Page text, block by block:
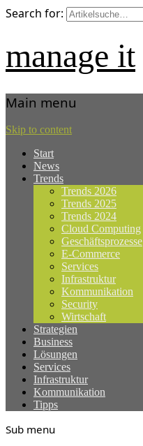
Search for:
manage it
Main menu
Skip to content
Start
News
Trends
Trends 2026
Trends 2025
Trends 2024
Cloud Computing
Geschäftsprozesse
E-Commerce
Services
Infrastruktur
Kommunikation
Security
Wirtschaft
Strategien
Business
Lösungen
Services
Infrastruktur
Kommunikation
Tipps
Sub menu